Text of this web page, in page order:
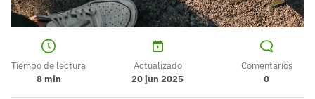
Tiempo de lectura
8min
Actualizado
20 jun 2025
Comentarios
0